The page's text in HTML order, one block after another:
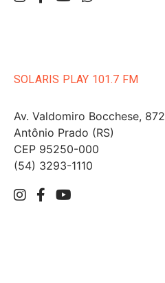
SOLARIS PLAY 101.7 FM
Av. Valdomiro Bocchese, 872
Antônio Prado (RS)
CEP 95250-000
(54) 3293-1110